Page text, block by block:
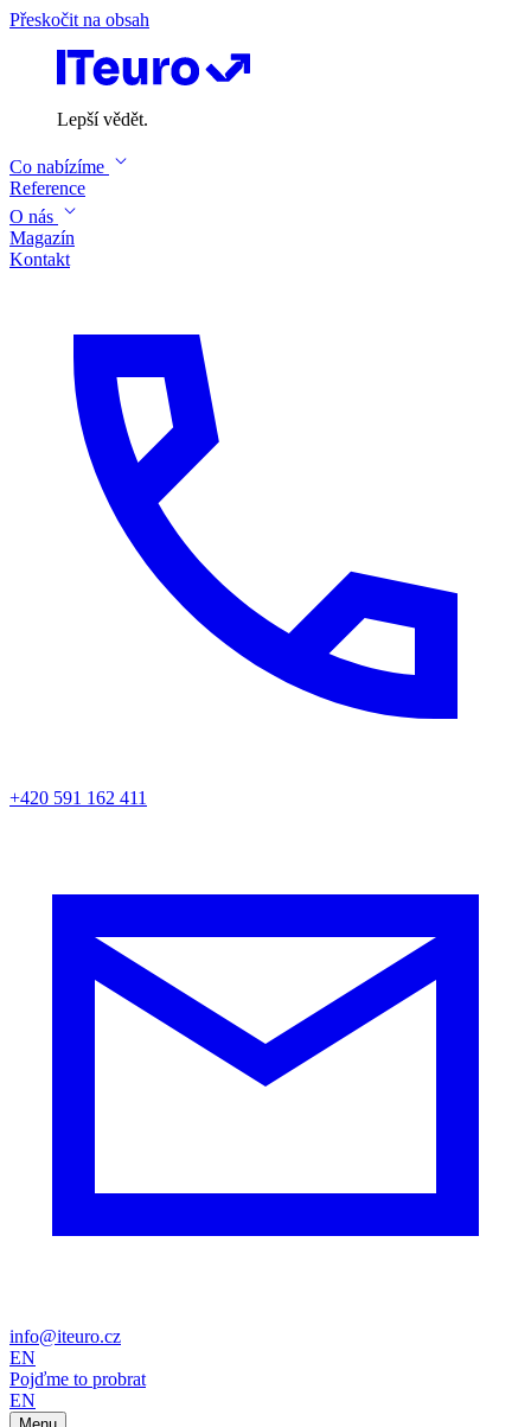
Přeskočit na obsah
Lepší vědět.
Co nabízíme
Reference
O nás
Magazín
Kontakt
+420 591 162 411
info@iteuro.cz
EN
Pojďme to probrat
EN